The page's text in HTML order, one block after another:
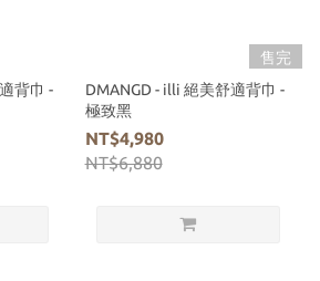
背巾 -
售完
DMANGD - illi 絕美舒適背巾 -
極致黑
NT$4,980
NT$6,880